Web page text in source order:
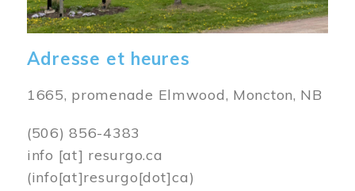
Adresse et heures
1665, promenade Elmwood, Moncton, NB
(506) 856-4383
info [at] resurgo.ca
(info[at]resurgo[dot]ca)